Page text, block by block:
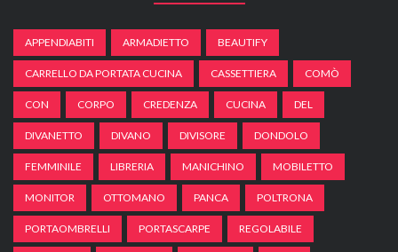
APPENDIABITI ARMADIETTO BEAUTIFY
CARRELLO DA PORTATA CUCINA CASSETTIERA COMÒ
CON CORPO CREDENZA CUCINA DEL
DIVANETTO DIVANO DIVISORE DONDOLO
FEMMINILE LIBRERIA MANICHINO MOBILETTO
MONITOR OTTOMANO PANCA POLTRONA
PORTAOMBRELLI PORTASCARPE REGOLABILE